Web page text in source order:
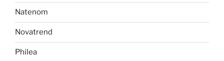
Natenom
Novatrend
Philea